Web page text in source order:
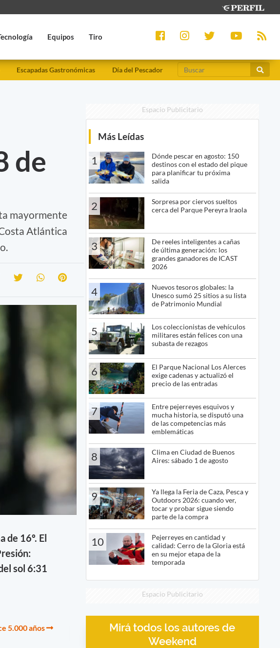
Equipos Tiro
Escapadas Gastronómicas Día del Pescador
de
mayormente
Atlántica
de 16º. El
sol 6:31
5.000 años
Espacio Publicitario
Más Leídas
1
Dónde pescar en agosto: 150
destinos con el estado del pique
para planificar tu próxima
salida
2
Sorpresa por ciervos sueltos
cerca del Parque Pereyra Iraola
3
De reeles inteligentes a cañas
de última generación: los
grandes ganadores de ICAST
2026
4
Nuevos tesoros globales: la
Unesco sumó 25 sitios a su lista
de Patrimonio Mundial
5
Los coleccionistas de vehículos
militares están felices con una
subasta de rezagos
6
El Parque Nacional Los Alerces
exige cadenas y actualizó el
precio de las entradas
7
Entre pejerreyes esquivos y
mucha historia, se disputó una
de las competencias más
emblemáticas
8
Clima en Ciudad de Buenos
Aires: sábado 1 de agosto
9
Ya llega la Feria de Caza, Pesca y
Outdoors 2026: cuando ver,
tocar y probar sigue siendo
parte de la compra
10
Pejerreyes en cantidad y
calidad: Cerro de la Gloria está
en su mejor etapa de la
temporada
Espacio Publicitario
Mirá todos los autores de
Weekend